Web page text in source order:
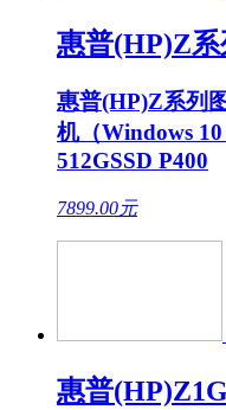
惠普(HP)Z
惠普(HP)Z系列
机（Windows
512GSSD P400
7899.00元
惠普